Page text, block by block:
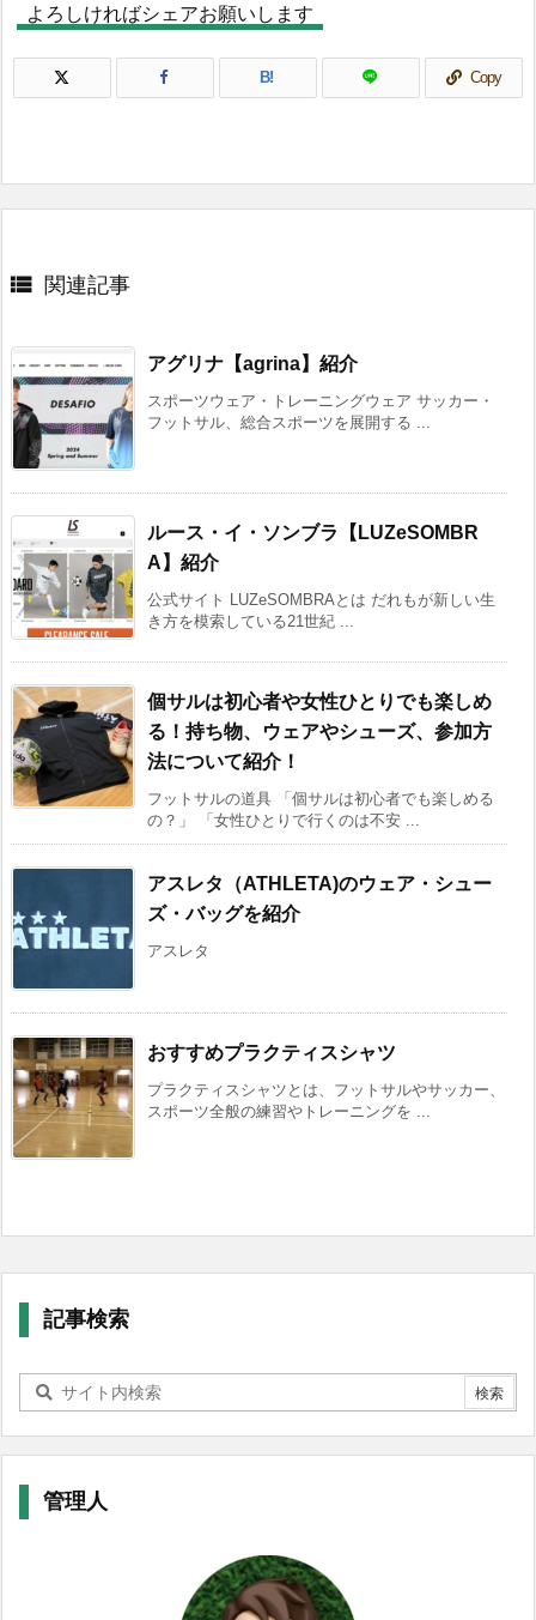
よろしければシェアお願いします
B! Copy
 関連記事
アグリナ【agrina】紹介
スポーツウェア・トレーニングウェア サッカー・
フットサル、総合スポーツを展開する ...
ルース・イ・ソンブラ【LUZeSOMBR
A】紹介
公式サイト LUZeSOMBRAとは だれもが新しい生
き方を模索している21世紀 ...
個サルは初心者や女性ひとりでも楽しめ
る！持ち物、ウェアやシューズ、参加方
法について紹介！
フットサルの道具 「個サルは初心者でも楽しめる
の？」 「女性ひとりで行くのは不安 ...
アスレタ（ATHLETA)のウェア・シュー
ズ・バッグを紹介
アスレタ
おすすめプラクティスシャツ
プラクティスシャツとは、フットサルやサッカー、
スポーツ全般の練習やトレーニングを ...
記事検索
管理人